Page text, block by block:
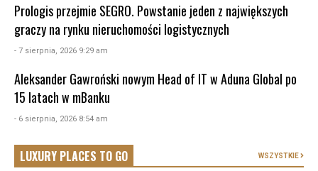
Prologis przejmie SEGRO. Powstanie jeden z największych
graczy na rynku nieruchomości logistycznych
- 7 sierpnia, 2026 9:29 am
Aleksander Gawroński nowym Head of IT w Aduna Global po
15 latach w mBanku
- 6 sierpnia, 2026 8:54 am
LUXURY PLACES TO GO WSZYSTKIE